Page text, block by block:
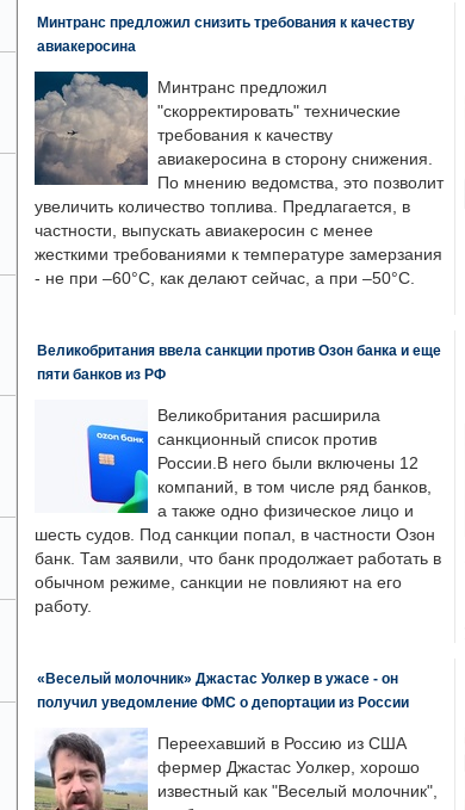
Минтранс предложил снизить требования к качеству
авиакеросина
Минтранс предложил
"скорректировать" технические
требования к качеству
авиакеросина в сторону снижения.
По мнению ведомства, это позволит
увеличить количество топлива. Предлагается, в
частности, выпускать авиакеросин с менее
жесткими требованиями к температуре замерзания
- не при –60°C, как делают сейчас, а при –50°C.
Великобритания ввела санкции против Озон банка и еще
пяти банков из РФ
Великобритания расширила
санкционный список против
России.В него были включены 12
компаний, в том числе ряд банков,
а также одно физическое лицо и
шесть судов. Под санкции попал, в частности Озон
банк. Там заявили, что банк продолжает работать в
обычном режиме, санкции не повлияют на его
работу.
«Веселый молочник» Джастас Уолкер в ужасе - он
получил уведомление ФМС о депортации из России
Переехавший в Россию из США
фермер Джастас Уолкер, хорошо
известный как "Веселый молочник",